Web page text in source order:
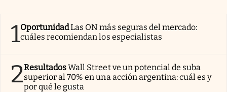
1OportunidadLas ON más seguras del mercado:
cuáles recomiendan los especialistas
2ResultadosWall Street ve un potencial de suba
superior al 70% en una acción argentina: cuál es y
por qué le gusta